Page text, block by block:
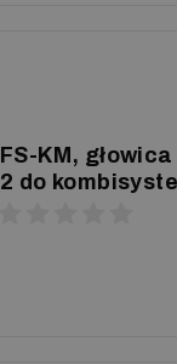
FS-KM,
2 do